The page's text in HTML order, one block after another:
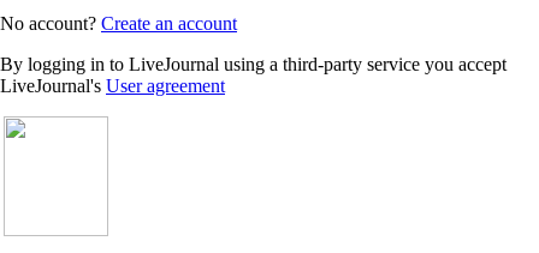
No account? Create an account
By logging in to LiveJournal using a third-party service you accept
LiveJournal's User agreement